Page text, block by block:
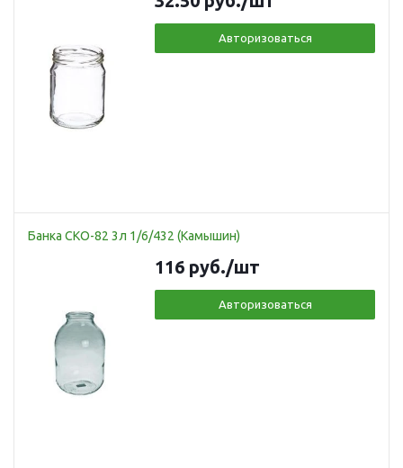
Авторизоваться
Банка СКО-82 3л 1/6/432 (Камышин)
116 руб./шт
Авторизоваться